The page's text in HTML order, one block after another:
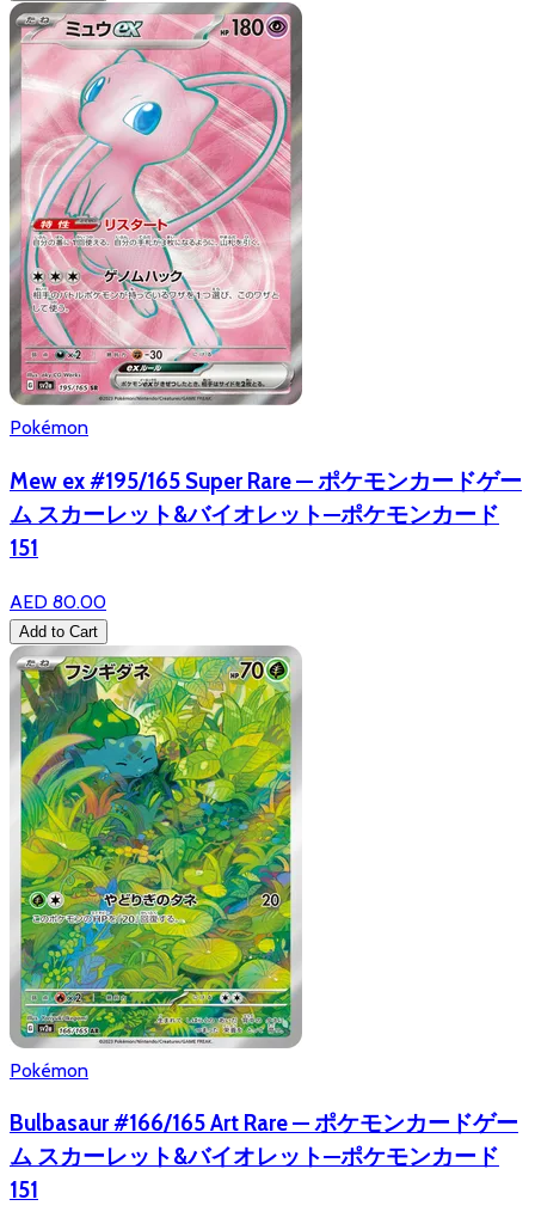
Pokémon
Mew ex #195/165 Super Rare — ポケモンカードゲー
ム スカーレット&バイオレット—ポケモンカード
151
AED 80.00
Add to Cart
Pokémon
Bulbasaur #166/165 Art Rare — ポケモンカードゲー
ム スカーレット&バイオレット—ポケモンカード
151